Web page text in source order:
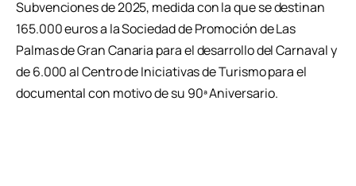
Subvenciones de 2025, medida con la que se destinan
165.000 euros a la Sociedad de Promoción de Las
Palmas de Gran Canaria para el desarrollo del Carnaval y
de 6.000 al Centro de Iniciativas de Turismo para el
documental con motivo de su 90ª Aniversario.